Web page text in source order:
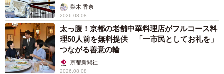
梨木 香奈
2026.08.08
太っ腹！京都の老舗中華料理店がフルコース料
理50人前を無料提供 「一市民としてお礼を」
つながる善意の輪
京都新聞社
2026.08.08